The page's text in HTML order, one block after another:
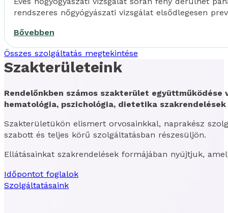
rendszeres nőgyógyászati vizsgálat elsődlegesen
Bővebben
Összes szolgáltatás megtekintése
Szakterületeink
Rendelőnkben számos szakterület
hematológia, pszichológia, dietetika
Szakterületükön elismert orvosainkkal, naprakész
szabott és teljes körű szolgáltatásban részesüljön.
Ellátásainkat szakrendelések formájában nyújtjuk,
Időpontot foglalok
Szolgáltatásaink